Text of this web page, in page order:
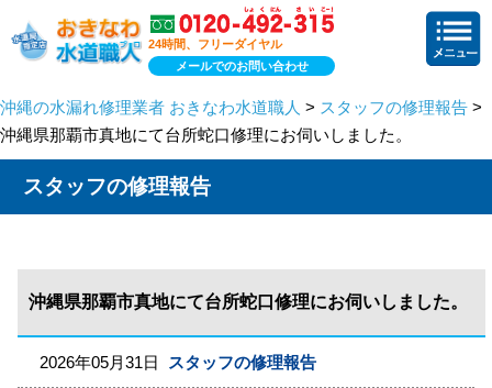
24時間、フリーダイヤル
メールでのお問い合わせ
沖縄の水漏れ修理業者 おきなわ水道職人 > スタッフの修理報告 >
沖縄県那覇市真地にて台所蛇口修理にお伺いしました。
スタッフの修理報告
沖縄県那覇市真地にて台所蛇口修理にお伺いしました。
2026年05月31日 スタッフの修理報告